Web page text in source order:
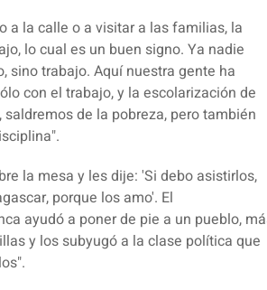
a la calle o a visitar a las familias, la
lo cual es un buen signo. Ya nadie
sino trabajo. Aquí nuestra gente ha
con el trabajo, y la escolarización de
de la pobreza, pero también
la mesa y les dije: 'Si debo asistirlos,
porque los amo'. El
ayudó a poner de pie a un pueblo,
y los subyugó a la clase política que